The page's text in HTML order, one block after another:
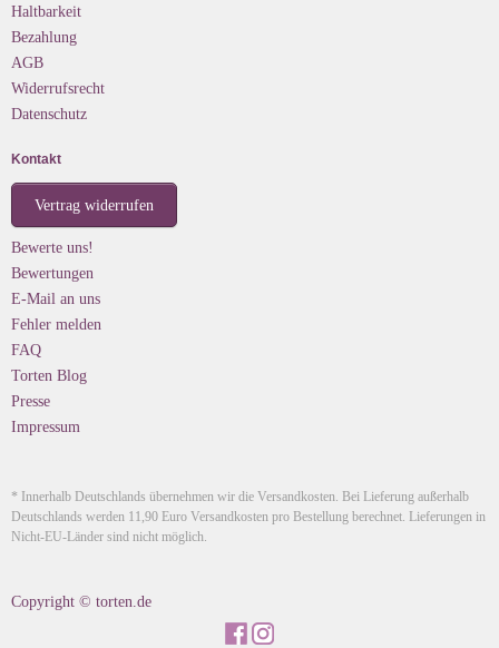
Haltbarkeit
Bezahlung
AGB
Widerrufsrecht
Datenschutz
Kontakt
Vertrag widerrufen
Bewerte uns!
Bewertungen
E-Mail an uns
Fehler melden
FAQ
Torten Blog
Presse
Impressum
* Innerhalb Deutschlands übernehmen wir die Versandkosten. Bei Lieferung außerhalb
Deutschlands werden 11,90 Euro Versandkosten pro Bestellung berechnet. Lieferungen in
Nicht-EU-Länder sind nicht möglich.
Copyright © torten.de